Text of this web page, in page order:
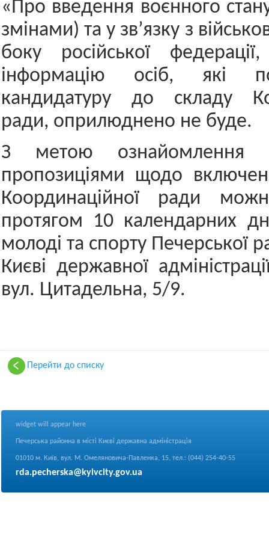
«Про введення воєнного
змінами) та у зв’язку з
боку російської
інформацію осіб, які
кандидатуру до складу
ради, оприлюднено не буде.
З метою ознайомлення
пропозиціями щодо
Координаційної ради
протягом 10 календарних
молоді та спорту Печерської
Києві державної
вул. Цитадельна, 5/9.
Перейти до списку
widget will appear here
Печерська районна в місті Києві державна адміністрація
01010 м. Київ, вул. М. Омеляновича-Павленка, 15, тел.: (044) 254-40-55
rda.pecherska@kyivcity.gov.ua